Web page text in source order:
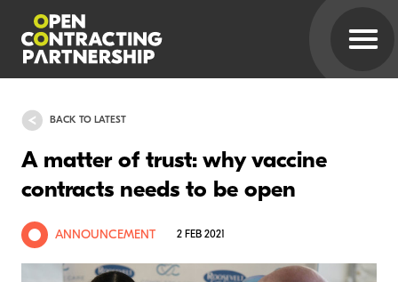
BACK TO LATEST
A matter of trust: why vaccine
contracts needs to be open
ANNOUNCEMENT 2 FEB 2021